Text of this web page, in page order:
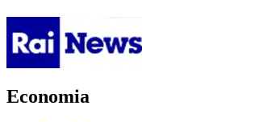
Economia